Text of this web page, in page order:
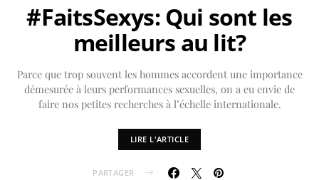
#FaitsSexys: Qui sont les
meilleurs au lit?
Parce que trop souvent les hommes accordent une importance
démesurée à leurs performances sexuelles, on a eu envie de
faire nos petites recherches à l’échelle internationale.
LIRE L'ARTICLE
PARTAGER